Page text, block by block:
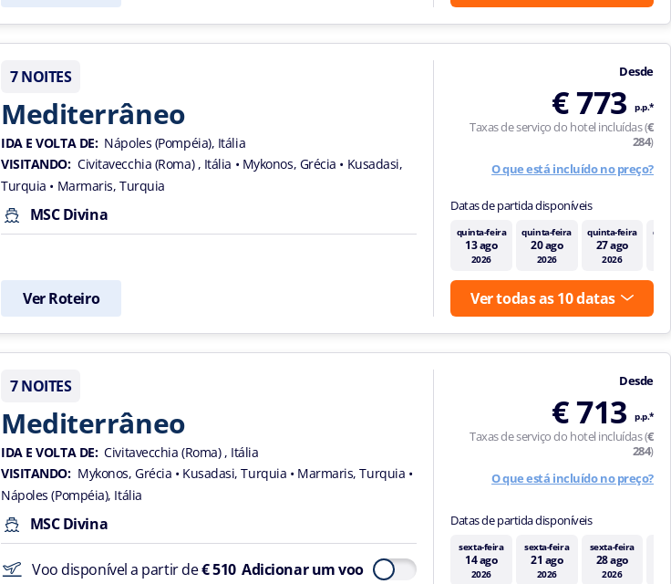
7 NOITES
Mediterrâneo
IDA E VOLTA DE: Nápoles (Pompéia), Itália
VISITANDO: Civitavecchia (Roma) , Itália • Mykonos, Grécia • Kusadasi,
Turquia • Marmaris, Turquia
MSC Divina
Ver Roteiro
Desde
€ 773 p.p.*
Taxas de serviço do hotel incluídas (€
284)
O que está incluído no preço?
Datas de partida disponíveis
quinta-feira
13 ago
2026
quinta-feira
20 ago
2026
quinta-feira
27 ago
2026
Ver todas as 10 datas
7 NOITES
Mediterrâneo
IDA E VOLTA DE: Civitavecchia (Roma) , Itália
VISITANDO: Mykonos, Grécia • Kusadasi, Turquia • Marmaris, Turquia •
Nápoles (Pompéia), Itália
MSC Divina
Voo disponível a partir de€ 510 Adicionar um voo
Desde
€ 713 p.p.*
Taxas de serviço do hotel incluídas (€
284)
O que está incluído no preço?
Datas de partida disponíveis
sexta-feira
14 ago
2026
sexta-feira
21 ago
2026
sexta-feira
28 ago
2026